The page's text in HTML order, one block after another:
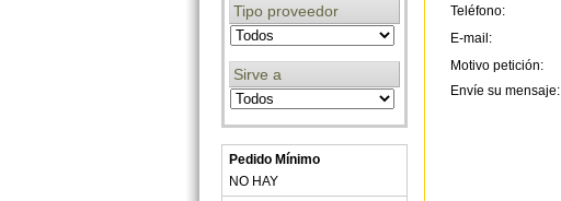
Tipo proveedor
Sirve a
Pedido Mínimo
NO HAY
Teléfono:
E-mail:
Motivo petición:
Envíe su mensaje: